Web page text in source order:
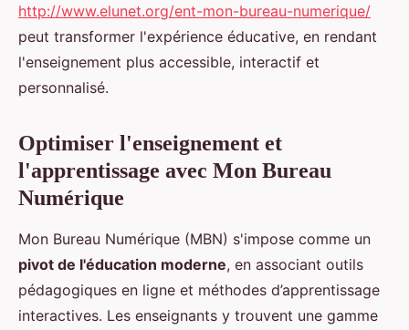
http://www.elunet.org/ent-mon-bureau-numerique/
peut transformer l'expérience éducative, en rendant
l'enseignement plus accessible, interactif et
personnalisé.
Optimiser l'enseignement et
l'apprentissage avec Mon Bureau
Numérique
Mon Bureau Numérique (MBN) s'impose comme un
pivot de l'éducation moderne, en associant outils
pédagogiques en ligne et méthodes d’apprentissage
interactives. Les enseignants y trouvent une gamme